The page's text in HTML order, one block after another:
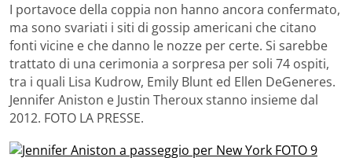
I portavoce della coppia non hanno ancora confermato,
ma sono svariati i siti di gossip americani che citano
fonti vicine e che danno le nozze per certe. Si sarebbe
trattato di una cerimonia a sorpresa per soli 74 ospiti,
tra i quali Lisa Kudrow, Emily Blunt ed Ellen DeGeneres.
Jennifer Aniston e Justin Theroux stanno insieme dal
2012. FOTO LA PRESSE.